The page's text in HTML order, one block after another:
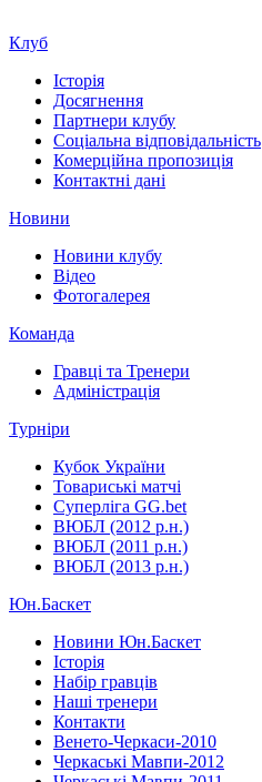
Клуб
Історія
Досягнення
Партнери клубу
Соціальна відповідальність
Комерційна пропозиція
Контактні дані
Новини
Новини клубу
Відео
Фотогалерея
Команда
Гравці та Тренери
Адміністрація
Турніри
Кубок України
Товариські матчі
Суперліга GG.bet
ВЮБЛ (2012 р.н.)
ВЮБЛ (2011 р.н.)
ВЮБЛ (2013 р.н.)
Юн.Баскет
Новини Юн.Баскет
Історія
Набір гравців
Наші тренери
Контакти
Венето-Черкаси-2010
Черкаські Мавпи-2012